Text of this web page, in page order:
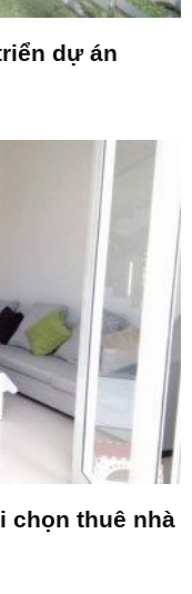
dự án
chọn thuê nhà